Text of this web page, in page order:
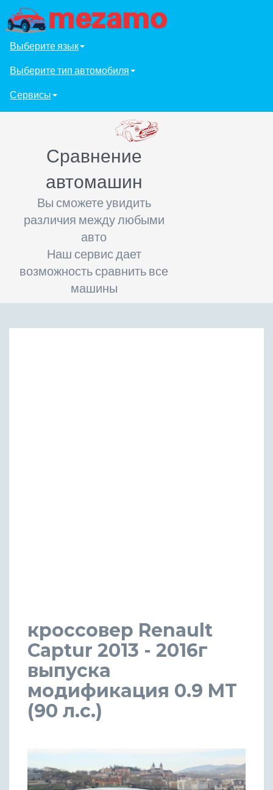
Выберите язык
Выберите тип автомобиля
Сервисы
Сравнение
автомашин
Вы сможете увидить
различия между любыми
авто
Наш сервис дает
возможность сравнить все
машины
кроссовер Renault
Captur 2013 - 2016г
выпуска
модификация 0.9 MT
(90 л.с.)